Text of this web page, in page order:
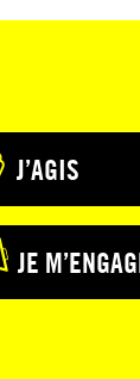
J’AGIS
JE